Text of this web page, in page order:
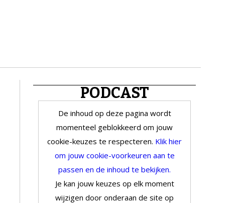
PODCAST
De inhoud op deze pagina wordt
momenteel geblokkeerd om jouw
cookie-keuzes te respecteren. Klik hier
om jouw cookie-voorkeuren aan te
passen en de inhoud te bekijken.
Je kan jouw keuzes op elk moment
wijzigen door onderaan de site op